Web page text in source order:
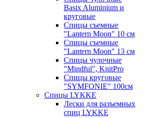
Basix Aluminium и
круговые
Спицы съемные
"Lantern Moon" 10 см
Спицы съемные
"Lantern Moon" 13 см
Спицы чулочные
"Mindful", KnitPro
Спицы круговые
"SYMFONIE" 100см
Спицы LYKKE
Лески для разъемных
спиц LYKKE